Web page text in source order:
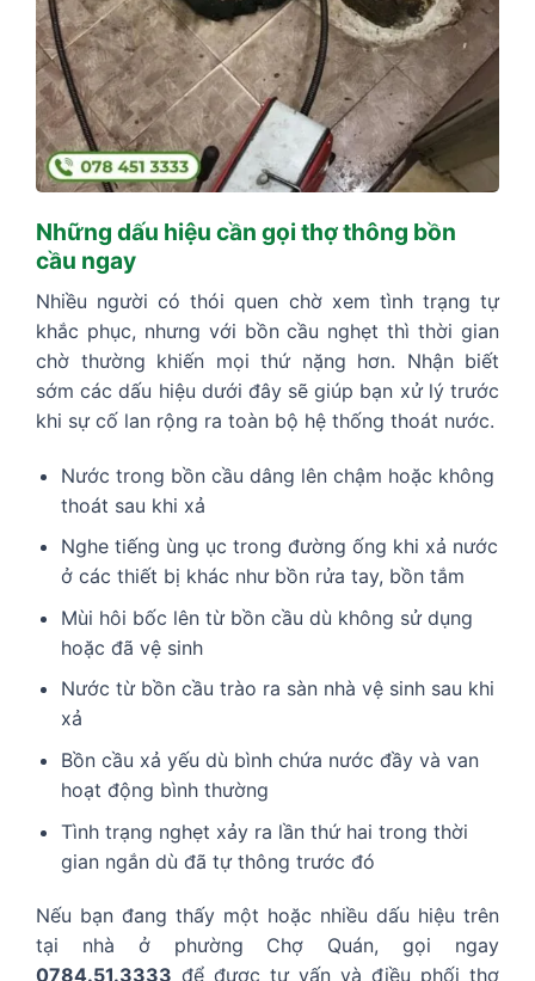
Những dấu hiệu cần gọi thợ thông bồn
cầu ngay
Nhiều người có thói quen chờ xem tình trạng tự
khắc phục, nhưng với bồn cầu nghẹt thì thời gian
chờ thường khiến mọi thứ nặng hơn. Nhận biết
sớm các dấu hiệu dưới đây sẽ giúp bạn xử lý trước
khi sự cố lan rộng ra toàn bộ hệ thống thoát nước.
Nước trong bồn cầu dâng lên chậm hoặc không
thoát sau khi xả
Nghe tiếng ùng ục trong đường ống khi xả nước
ở các thiết bị khác như bồn rửa tay, bồn tắm
Mùi hôi bốc lên từ bồn cầu dù không sử dụng
hoặc đã vệ sinh
Nước từ bồn cầu trào ra sàn nhà vệ sinh sau khi
xả
Bồn cầu xả yếu dù bình chứa nước đầy và van
hoạt động bình thường
Tình trạng nghẹt xảy ra lần thứ hai trong thời
gian ngắn dù đã tự thông trước đó
Nếu bạn đang thấy một hoặc nhiều dấu hiệu trên
tại nhà ở phường Chợ Quán, gọi ngay
0784.51.3333 để được tư vấn và điều phối thợ